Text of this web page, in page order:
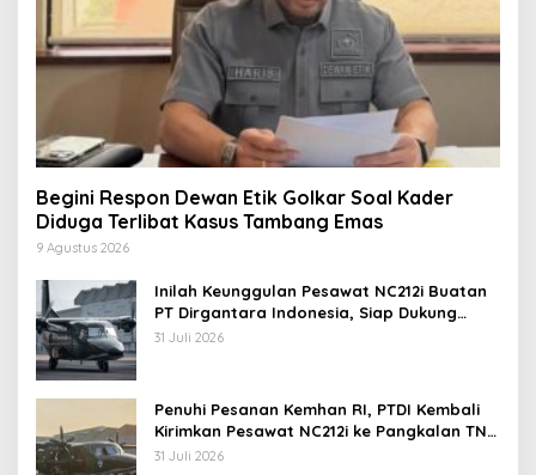
Begini Respon Dewan Etik Golkar Soal Kader
Diduga Terlibat Kasus Tambang Emas
9 Agustus 2026
Inilah Keunggulan Pesawat NC212i Buatan
PT Dirgantara Indonesia, Siap Dukung
Berbagai Operasi TNI
31 Juli 2026
Penuhi Pesanan Kemhan RI, PTDI Kembali
Kirimkan Pesawat NC212i ke Pangkalan TNI
AU
31 Juli 2026